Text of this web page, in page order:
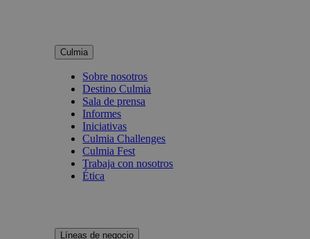
Culmia
Sobre nosotros
Destino Culmia
Sala de prensa
Informes
Iniciativas
Culmia Challenges
Culmia Fest
Trabaja con nosotros
Ética
Líneas de negocio